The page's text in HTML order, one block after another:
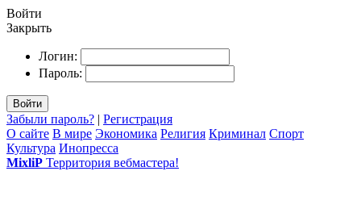
Войти
Закрыть
Логин:
Пароль:
Войти
Забыли пароль? | Регистрация
О сайте В мире Экономика Религия Криминал Спорт
Культура Инопресса
MixliP Территория вебмастера!